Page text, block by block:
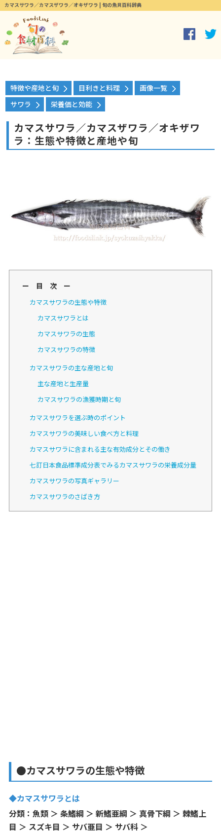
カマスサワラ／カマスザワラ／オキザワラ | 旬の魚貝百科辞典
特徴や産地と旬 目利きと料理
画像一覧
サワラ
栄養価と効能
カマスサワラ／カマスザワラ／オキザワ
ラ：生態や特徴と産地や旬
ー 目 次 ー
カマスサワラの生態や特徴
カマスサワラとは
カマスサワラの生態
カマスサワラの特徴
カマスサワラの主な産地と旬
主な産地と生産量
カマスサワラの漁獲時期と旬
カマスサワラを選ぶ時のポイント
カマスサワラの美味しい食べ方と料理
カマスサワラに含まれる主な有効成分とその働き
七訂日本食品標準成分表でみるカマスサワラの栄養成分量
カマスサワラの写真ギャラリー
カマスサワラのさばき方
●カマスサワラの生態や特徴
◆カマスサワラとは
分類：魚類 ＞ 条鰭綱 ＞ 新鰭亜綱 ＞ 真骨下綱 ＞ 棘鰭上
目 ＞ スズキ目 ＞ サバ亜目 ＞ サバ科 ＞